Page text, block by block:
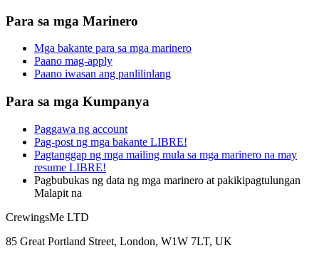
Para sa mga Marinero
Mga bakante para sa mga marinero
Paano mag-apply
Paano iwasan ang panlilinlang
Para sa mga Kumpanya
Paggawa ng account
Pag-post ng mga bakante LIBRE!
Pagtanggap ng mga mailing mula sa mga marinero na may
resume LIBRE!
Pagbubukas ng data ng mga marinero at pakikipagtulungan
Malapit na
CrewingsMe LTD
85 Great Portland Street, London, W1W 7LT, UK